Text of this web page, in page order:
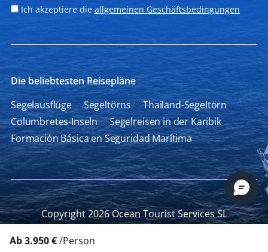
Ab 3.950 €/Person
Ich akzeptiere die allgemeinen Geschäftsbedingungen
Die beliebtesten Reisepläne
Segelausflüge
Segeltörns
Thailand-Segeltörn
Columbretes-Inseln
Segelreisen in der Karibik
Formación Básica en Seguridad Marítima
Copyright 2026 Ocean Tourist Services SL